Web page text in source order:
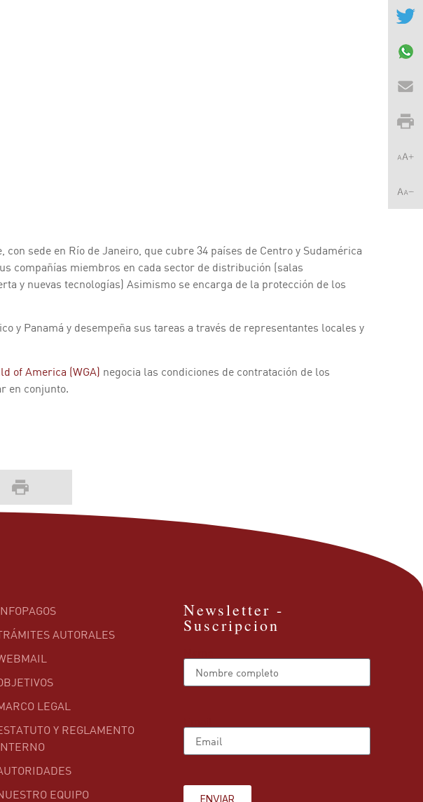
sede en Río de Janeiro, que cubre 34 países de Centro y Sudamérica
compañías miembros en cada sector de distribución (salas
y nuevas tecnologías) Asimismo se encarga de la protección de los
y Panamá y desempeña sus tareas a través de representantes locales y
of America (WGA) negocia las condiciones de contratación de los
en conjunto.
AUTORALES
LEGAL
Y REGLAMENTO
EQUIPO
Newsletter -
Suscripcion
ENVIAR